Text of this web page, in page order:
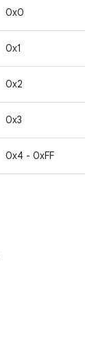
0x0
0x1
0x2
0x3
0x4 - 0xFF